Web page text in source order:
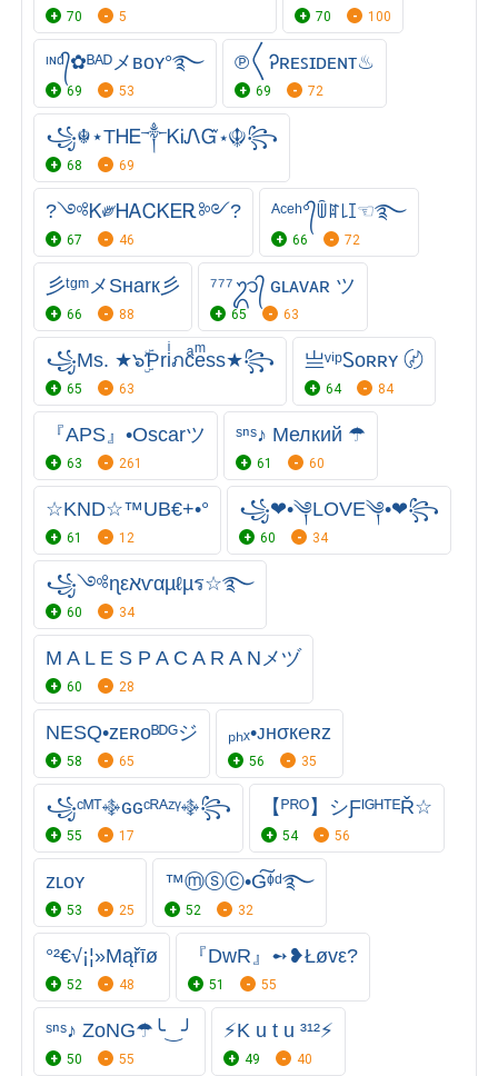
70 5 70 100
ᶦᶰᵈ᭄✿ᴮᴬᴰメʙᴏʏ°࿐
69 53
℗〱Ꭾʀᴇꜱɪᴅᴇɴᴛ♨
69 72
꧁☬⋆ТᎻᎬ༒ᏦᎥᏁᏳ⋆☬꧂
68 69
?༺Ꮶ༗ᎻᎪᏟᏦᎬᎡ༻?
67 46
ᴬᶜᵉʰ°᭄ꅏꍏ꒒ꀤ☜࿐
66 72
彡ᵗᵍᵐメSнarк彡
66 88
⁷⁷⁷ᬊ᭄ ɢʟᴀᴠᴀʀ ツ
65 63
꧁Ms. ★๖ۣۜƤriͥภcͣeͫss★꧂
65 63
亗ᵛⁱᵖᏚᴏʀʀʏ 〄
64 84
『APS』•Oscarツ
63 261
ˢⁿˢ♪ Мелкий ☂︎
61 60
☆KND☆™UB€+•°
61 12
꧁❤•༆LOVE༆•❤꧂
60 34
꧁༺ɳεאѵαµℓµร☆࿐
60 34
M A L E S P A C A R A Nメヅ
60 28
NESQ•ᴢᴇʀᴏᴮᴰᴳジ
58 65
ₚₕₓ•ᴊнσк℮ʀz
56 35
꧁ᶜᴹᵀ࿇ɢɢᶜᴿᴬᶻᵞ࿇꧂
55 17
【ᴾᴿᴼ】シƑᴵᴳᴴᵀᴱŘ☆
54 56
ᴢʟᴏʏ
53 25
™ⓜⓢⓒ•G͠ᶲᵈ‏࿐
52 32
°²€√¡¦»Mąřīø
52 48
『DwR』➻❥Łøvε?
51 55
ˢⁿˢ♪ ZoNG☂︎╰‿╯
50 55
⚡K u t u ³¹²⚡
49 40